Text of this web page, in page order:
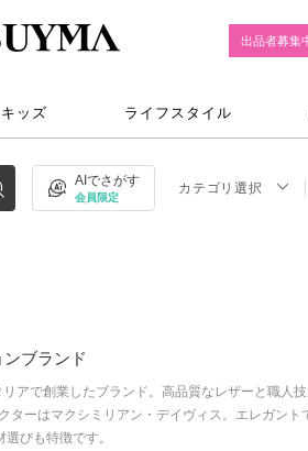
出品者募集
ッズ ライフスタイル
AIでさがす
会員限定
カテゴリ選択
ブランド
アで創業したブランド。高品質なレザーと職人
ーはマクシミリアン・デイヴィス。エレガン
びも特徴です。